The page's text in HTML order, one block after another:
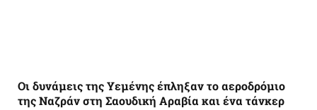
Οι δυνάμεις της Υεμένης έπληξαν το αεροδρόμιο
της Ναζράν στη Σαουδική Αραβία και ένα τάνκερ